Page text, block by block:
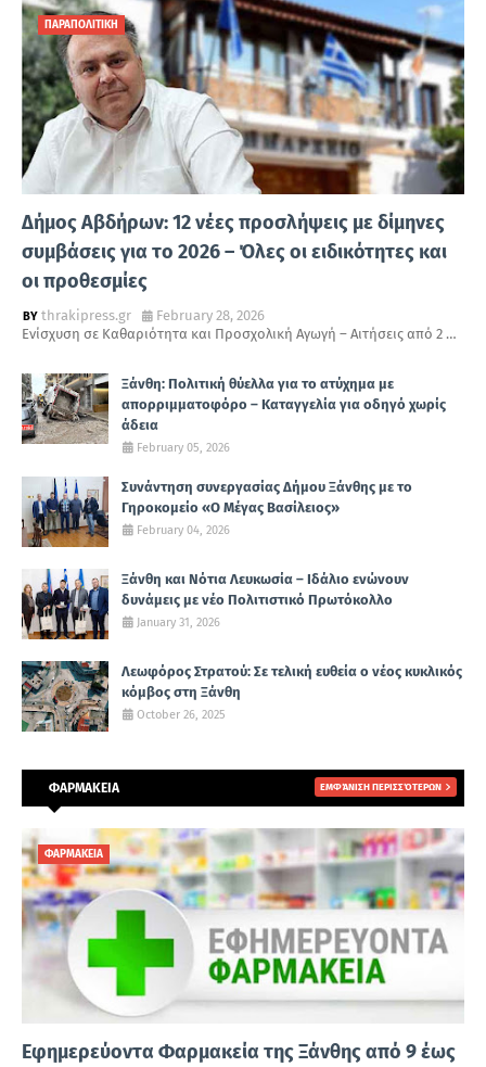
ΠΑΡΑΠΟΛΙΤΙΚΗ
Δήμος Αβδήρων: 12 νέες προσλήψεις με δίμηνες
συμβάσεις για το 2026 – Όλες οι ειδικότητες και
οι προθεσμίες
thrakipress.gr
February 28, 2026
Ενίσχυση σε Καθαριότητα και Προσχολική Αγωγή – Αιτήσεις από 2 …
Ξάνθη: Πολιτική θύελλα για το ατύχημα με
απορριμματοφόρο – Καταγγελία για οδηγό χωρίς
άδεια
February 05, 2026
Συνάντηση συνεργασίας Δήμου Ξάνθης με το
Γηροκομείο «Ο Μέγας Βασίλειος»
February 04, 2026
Ξάνθη και Νότια Λευκωσία – Ιδάλιο ενώνουν
δυνάμεις με νέο Πολιτιστικό Πρωτόκολλο
January 31, 2026
Λεωφόρος Στρατού: Σε τελική ευθεία ο νέος κυκλικός
κόμβος στη Ξάνθη
October 26, 2025
ΦΑΡΜΑΚΕΙΑ ΕΜΦΆΝΙΣΗ ΠΕΡΙΣΣΌΤΕΡΩΝ
ΦΑΡΜΑΚΕΙΑ
Εφημερεύοντα Φαρμακεία της Ξάνθης από 9 έως